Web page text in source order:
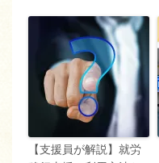
【支援員が解説】就労